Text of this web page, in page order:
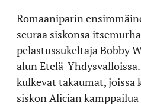
Romaaniparin
seuraa siskonsa
pelastussukeltaja Bobby
alun Etelä-
kulkevat takaumat, joissa
siskon Alician